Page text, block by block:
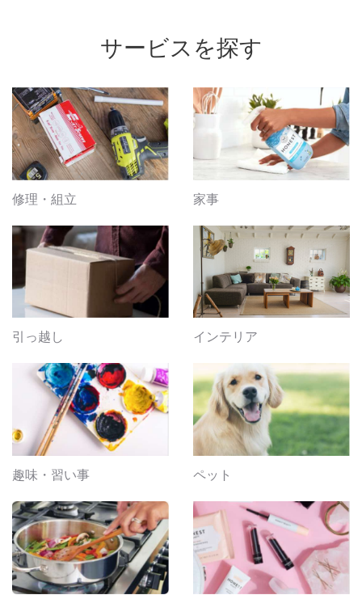
サービスを探す
修理・組立 家事
引っ越し インテリア
趣味・習い事 ペット